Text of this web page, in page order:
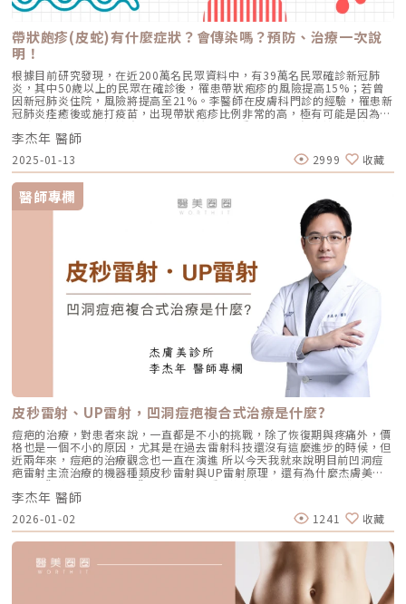
帶狀皰疹(皮蛇)有什麼症狀？會傳染嗎？預防、治療一次說
明！
根據目前研究發現，在近200萬名民眾資料中，有39萬名民眾確診新冠肺
炎，其中50歲以上的民眾在確診後，罹患帶狀疱疹的風險提高15%；若曾
因新冠肺炎住院，風險將提高至21%。李醫師在皮膚科門診的經驗，罹患新
冠肺炎痊癒後或施打疫苗，出現帶狀疱疹比例非常的高，極有可能是因為新
冠病毒與新冠疫苗過於強大，免疫系統需要出動大量免疫細胞協助製造對付
新冠病毒的抗體，導致全身整體免疫力下降，因此讓伺機而動的帶狀疱疹病
毒，找到機會突破防線。（圖／杰膚美診所-李杰年醫師提供）究竟每個人
終其一生有三分之一機率得到的帶狀疱疹是什麼?它有什麼症狀?又有什麼可
怕的併發症? 今天就來跟大家說明。什麼是帶狀皰疹(皮蛇)?帶狀皰疹
（Herpes zoster）俗稱皮蛇(shingles)，是由水痘病毒（Varicella zoster
virus）引發的疾病，小水痘病毒首次進入身體後，會先在淋巴結複製，接
著進入肝臟、脾臟，再侵犯到全身。皮膚水泡與紅疹，通常從頭、頸部開始
出現，再蔓延到軀幹。康復之後，水痘病毒會跑進脊椎的「背根神經節」永
久潛伏，所以沒長過水痘的人，不會感染帶狀皰疹。一旦秋冬氣溫下降，或
是身體免疫力降低，像是：心理壓力大、受重大外傷、發燒免疫力低下
（如：血癌、淋巴癌等癌症、器官移植患者）使用影響免疫力的藥物（如：
癌症化療、放射線治療、類固醇、免疫抑制劑等）病毒就會再活化，成為帶
狀皰疹。帶狀皰疹(皮蛇)症狀有哪些？帶狀皰疹初期症狀不明顯，所以常常
有患者誤以為是肌肉、神經或腹部疼痛到其他科別就診，初期最常見的是身
體或臉部單側的症狀有：紅腫、痠麻、發癢，2-4天才會出現皮膚紅疹，接
下來會進展成水泡、再進展為膿泡，中期則會有類似燒燙傷的脫皮，最後慢
慢變乾、結痂癒合。不過最讓人困擾的，還是帶狀皰疹留下的併發症:1. 神
經痛這是最常見，因為病毒初期破壞神經，而神經的修復比其他組織要來得
慢，若疼痛持續超過 4 個月，則稱為帶狀皰疹後神經痛(post-herpetic
neuralgia，PHN)，機率隨著年紀和初期症狀的嚴重度不同，疼痛的時間可
能長達好幾個月，嚴重的人甚至會長達數年。2. 繼發性細菌感染傷口照護不
佳，或者是免疫力較低的年長者，容易導致蜂窩性組織炎。3. 眼部併發症在
鼻尖、眼睛附近病毒可能蔓延至眼睛影響到三叉神經的眼支（ CNV1 ）引起
一連串眼睛疾患，如：結膜炎，角膜炎及葡萄膜（虹膜）炎等續發性細菌感
染，最嚴重可能導致青光眼及失明，所以若是侵犯到這周圍的帶狀皰疹，應
盡速尋求眼科醫師評估。4. 排泄功能障礙長在生殖器附近的帶狀皰疹擔心影
響薦神經叢（S2 ），可能引發膀胱無力、解不小便出來，有時伴隨便秘。
（圖／杰膚美診所-李杰年醫師提供）帶狀皰疹如何治療?在治療前，李醫師
這裡首先要釐清”還有病毒活躍”、”有皮膚未癒合傷口”以及 ”患部疼
痛難耐”這三個不同的概念，因為每個人的症狀跟病程都不同，治療方式也
會有所不同。病毒活躍:一般免疫力不要太差的成人，通常三到五天就能重
新建立對於病毒的壓制能力，這也就是為何口服或抗病毒藥物都建議在三到
五天之內投予才能縮短病程，如觀察到紅疹範圍不再擴大，就是身體已經壓
制住病毒的證據之一。當身體已經建立壓制病毒的免疫力之後，再投予抗病
毒藥物的幫助相對就較小，但在免疫力低下的族群中(像是後天免疫不足症
候群、癌症/化療患者或大片面積發作的患者)，抗病毒藥物的使用還是有其
必要性。《點擊看完整文章介紹》文章轉載自「杰膚美診所-李杰年醫師專
李杰年 醫師
2025-01-13 2999 收藏
醫師專欄
皮秒雷射、UP雷射，凹洞痘疤複合式治療是什麼?
痘疤的治療，對患者來說，一直都是不小的挑戰，除了恢復期與疼痛外，價
格也是一個不小的原因，尤其是在過去雷射科技還沒有這麼進步的時候，但
近兩年來，痘疤的治療觀念也一直在演進 所以今天我就來說明目前凹洞痘
疤雷射主流治療的機器種類皮秒雷射與UP雷射原理，還有為什麼杰膚美診
所建議”複合式痘疤治療”而非單一機種來進行疤痕的改善，如果你有想要
進行凹洞痘疤治療，這集絕對能幫你省時省錢少走冤枉路，千萬不能錯過
喔!重點摘要：00:00 開頭00:50 凹洞痘疤分為哪幾種?01:35 治療凹洞痘疤
的儀器有哪些種類?03:30 皮秒雷射、UP雷射，凹洞痘疤的治療主流04:43
複合式痘疤治療的好處LINE官方帳號一對一咨詢👉
https://reurl.cc/x3EQZN歡迎訂閱我的頻道👉https://reurl.cc/nY51k8關
注杰膚美診所FB👉https://reurl.cc/XQljva杰膚美診所官網👉
https://jfmskin.com/關注李杰年醫師FB👉https://reurl.cc/Mzk0nm杰膚
美診所地址：104台北市中山區復興北路50號2樓電話：02-8772-6625
李杰年 醫師
2026-01-02 1241 收藏